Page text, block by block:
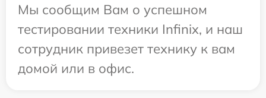
Мы сообщим Вам о успешном
тестировании техники Infinix, и наш
сотрудник привезет технику к вам
домой или в офис.